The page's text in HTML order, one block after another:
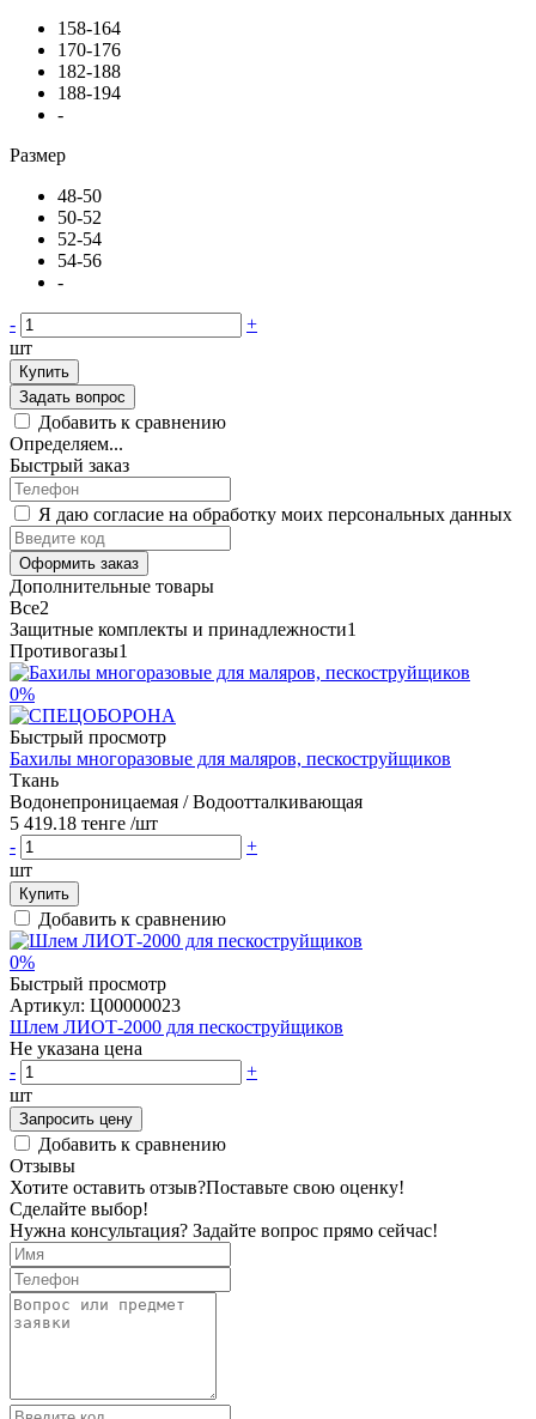
158-164
170-176
182-188
188-194
-
Размер
48-50
50-52
52-54
54-56
-
-
+
шт
Купить
Задать вопрос
Добавить к сравнению
Определяем...
Быстрый заказ
Я даю согласие на обработку моих персональных данных
Оформить заказ
Дополнительные товары
Все2
Защитные комплекты и принадлежности1
Противогазы1
0%
Быстрый просмотр
Бахилы многоразовые для маляров, пескоструйщиков
Ткань
Водонепроницаемая / Водоотталкивающая
5 419.18 тенге /шт
-
+
шт
Купить
Добавить к сравнению
0%
Быстрый просмотр
Артикул: Ц00000023
Шлем ЛИОТ-2000 для пескоструйщиков
Не указана цена
-
+
шт
Запросить цену
Добавить к сравнению
Отзывы
Хотите оставить отзыв?Поставьте свою оценку!
Сделайте выбор!
Нужна консультация? Задайте вопрос прямо сейчас!